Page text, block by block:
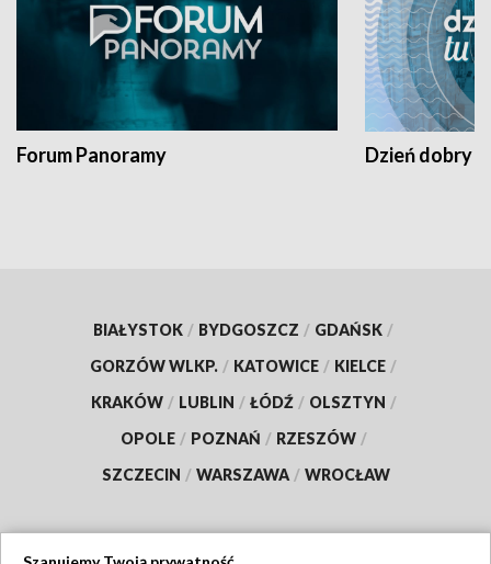
Forum Panoramy Dzień dobry
BIAŁYSTOK / BYDGOSZCZ / GDAŃSK /
GORZÓW WLKP. / KATOWICE / KIELCE /
KRAKÓW / LUBLIN / ŁÓDŹ / OLSZTYN /
OPOLE / POZNAŃ / RZESZÓW /
SZCZECIN / WARSZAWA / WROCŁAW